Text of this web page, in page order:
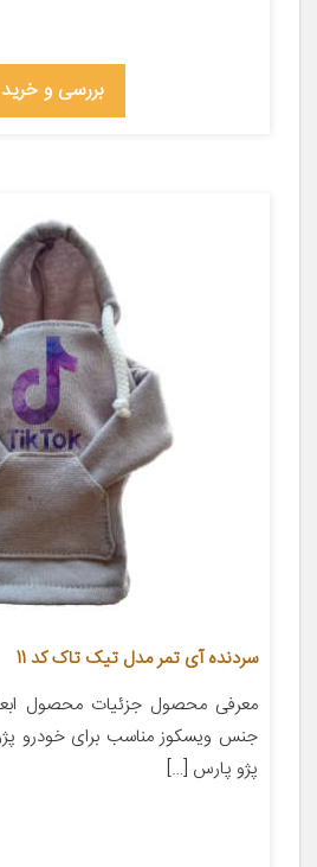
بررسی و خرید
سردنده آی تمر مدل تیک تاک کد 11
پژو پارس […]